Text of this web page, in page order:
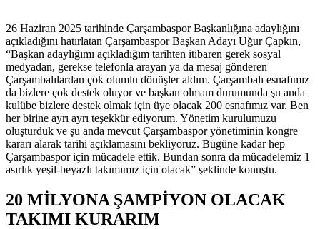
26 Haziran 2025 tarihinde Çarşambaspor Başkanlığına adaylığını
açıkladığını hatırlatan Çarşambaspor Başkan Adayı Uğur Çapkın,
“Başkan adaylığımı açıkladığım tarihten itibaren gerek sosyal
medyadan, gerekse telefonla arayan ya da mesaj gönderen
Çarşambalılardan çok olumlu dönüşler aldım. Çarşambalı esnafımız
da bizlere çok destek oluyor ve başkan olmam durumunda şu anda
kulübe bizlere destek olmak için üye olacak 200 esnafımız var. Ben
her birine ayrı ayrı teşekkür ediyorum. Yönetim kurulumuzu
oluşturduk ve şu anda mevcut Çarşambaspor yönetiminin kongre
kararı alarak tarihi açıklamasını bekliyoruz. Bugüne kadar hep
Çarşambaspor için mücadele ettik. Bundan sonra da mücadelemiz 1
asırlık yeşil-beyazlı takımımız için olacak” şeklinde konuştu.
20 MİLYONA ŞAMPİYON OLACAK
TAKIMI KURARIM